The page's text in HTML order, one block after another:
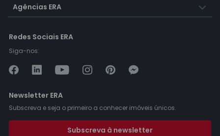
Agências ERA
Redes Sociais ERA
Siga-nos:
Newsletter ERA
Subscreva e seja o primeiro a conhecer imóveis únicos.
Subscreva à newsletter